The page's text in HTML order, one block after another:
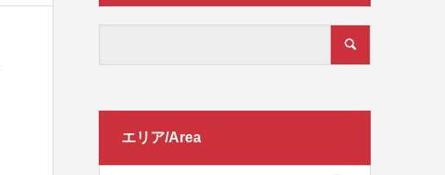
エリア/Area